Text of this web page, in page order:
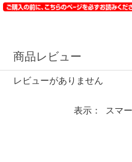
商品レビュー
レビューがありません
表示： スマ